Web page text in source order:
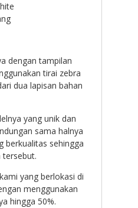
dengan tampilan
tirai zebra
dua lapisan bahan
yang unik dan
sama halnya
berkualitas sehingga
tersebut.
yang berlokasi di
menggunakan
hingga 50%.